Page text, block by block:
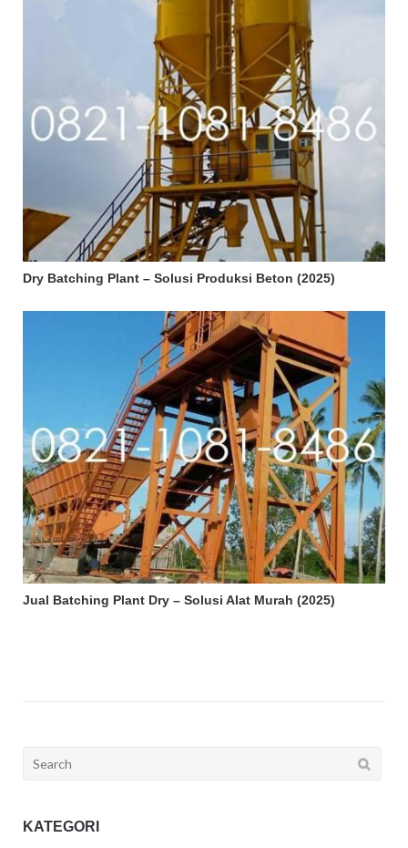
Dry Batching Plant – Solusi Produksi Beton (2025)
Jual Batching Plant Dry – Solusi Alat Murah (2025)
Search
KATEGORI